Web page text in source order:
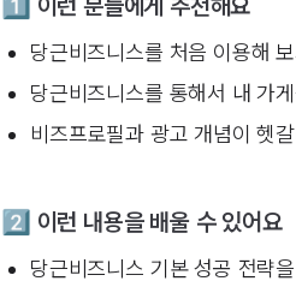
당근비즈니스를 처음 이용해
당근비즈니스를 통해서 내 가
비즈프로필과 광고 개념이 헷
2️⃣ 이런 내용을 배울 수 있어요
당근비즈니스 기본 성공 전략